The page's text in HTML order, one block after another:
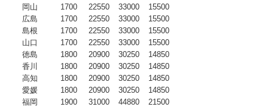
岡山
1700 22550 33000
15500
広島
1700 22550 33000
15500
島根
1700 22550 33000
15500
山口
1700 22550 33000
15500
徳島
1800 20900 30250
14850
香川
1800 20900 30250
14850
高知
1800 20900 30250
14850
愛媛
1800 20900 30250
14850
福岡
1900 31000 44880
21500